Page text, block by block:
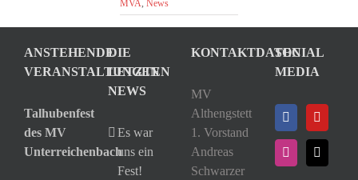
MVA, News
ANSTEHENDE
VERANSTALTUNGEN
Talhubenfest
des MV
Unterreichenbach
DIE
LETZTEN
NEWS
Es war
uns ein
Fest!
KONTAKTDATEN
MV
Althengstett
1. Vorstand
Andreas
Schwarzer
SOCIAL
MEDIA